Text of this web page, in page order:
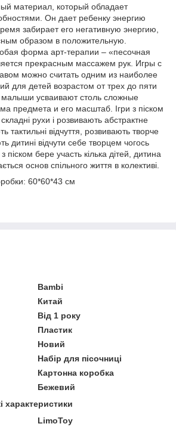
материал, который обладает
Он дает ребенку энергию
забирает его негативную энергию,
образом в положительную.
форма арт-терапии – «песочная
прекрасным массажем рук. Игры с
можно считать одним из наиболее
для детей возрастом от трех до пяти
малыши усваивают столь сложные
предмета и его масштаб. Ігри з піском
рухи і розвивають абстрактне
тактильні відчуття, розвивають творче
дитині відчути себе творцем чогось
піском бере участь кілька дітей, дитина
основ спільного життя в колективі.
60*60*43 см
Bambi
Китай
Від 1 року
Пластик
Новий
Набір для пісочниці
Картонна коробка
Бежевий
характеристики
LimoToy